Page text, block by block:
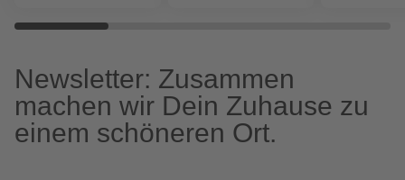
Newsletter: Zusammen
machen wir Dein Zuhause zu
einem schöneren Ort.